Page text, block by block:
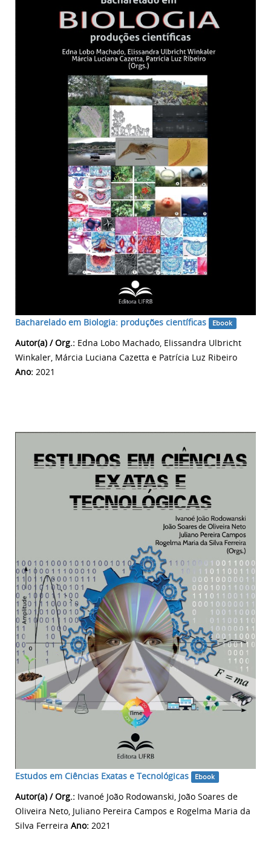
Bacharelado em Biologia: produções científicas Ebook
Autor(a) / Org.: Edna Lobo Machado, Elissandra Ulbricht
Winkaler, Márcia Luciana Cazetta e Patrícia Luz Ribeiro
Ano: 2021
Estudos em Ciências Exatas e Tecnológicas Ebook
Autor(a) / Org.: Ivanoé João Rodowanski, João Soares de
Oliveira Neto, Juliano Pereira Campos e Rogelma Maria da
Silva Ferreira Ano: 2021